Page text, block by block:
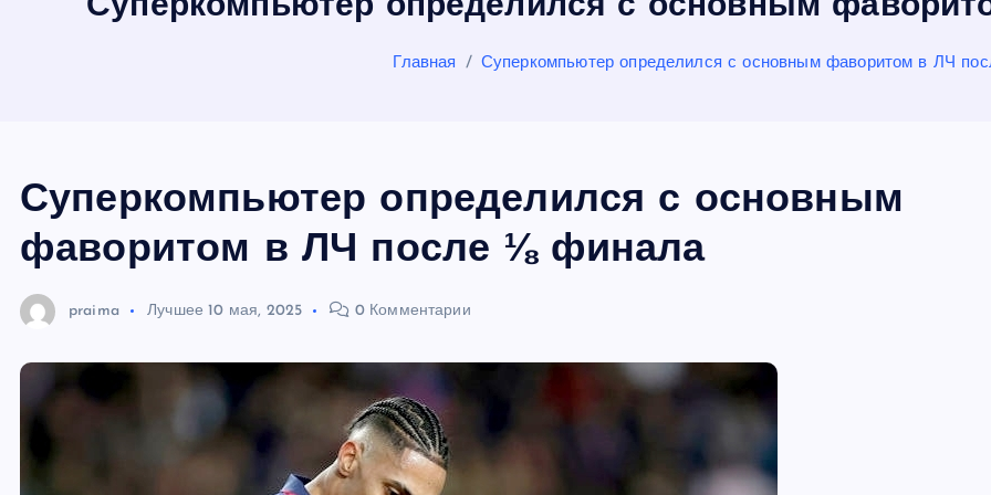
Суперкомпьютер определился с основным
Главная Суперкомпьютер определился с основным фаворитом в ЛЧ
Суперкомпьютер определился с основным
фаворитом в ЛЧ после ⅛ финала
praima Лучшее 10 мая, 2025 0 Комментарии